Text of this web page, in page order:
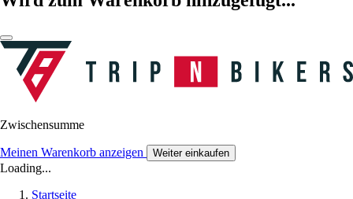
Zwischensumme
Meinen Warenkorb anzeigen Weiter einkaufen
Loading...
Startseite